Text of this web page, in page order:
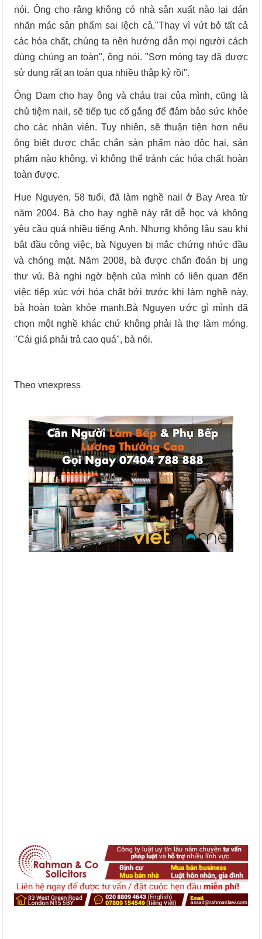
nói. Ông cho rằng không có nhà sản xuất nào lại dán
nhãn mác sản phẩm sai lệch cả."Thay vì vứt bỏ tất cả
các hóa chất, chúng ta nên hướng dẫn mọi người cách
dùng chúng an toàn", ông nói. "Sơn móng tay đã được
sử dụng rất an toàn qua nhiều thập kỷ rồi".
Ông Dam cho hay ông và cháu trai của mình, cũng là
chủ tiệm nail, sẽ tiếp tục cố gắng để đảm bảo sức khỏe
cho các nhân viên. Tuy nhiên, sẽ thuận tiện hơn nếu
ông biết được chắc chắn sản phẩm nào độc hại, sản
phẩm nào không, vì không thể tránh các hóa chất hoàn
toàn được.
Hue Nguyen, 58 tuổi, đã làm nghề nail ở Bay Area từ
năm 2004. Bà cho hay nghề này rất dễ học và không
yêu cầu quá nhiều tiếng Anh. Nhưng không lâu sau khi
bắt đầu công việc, bà Nguyen bị mắc chứng nhức đầu
và chóng mặt. Năm 2008, bà được chẩn đoán bị ung
thư vú. Bà nghi ngờ bệnh của mình có liên quan đến
việc tiếp xúc với hóa chất bởi trước khi làm nghề này,
bà hoàn toàn khỏe mạnh.Bà Nguyen ước gì mình đã
chọn một nghề khác chứ không phải là thợ làm móng.
"Cái giá phải trả cao quá", bà nói.
Theo vnexpress